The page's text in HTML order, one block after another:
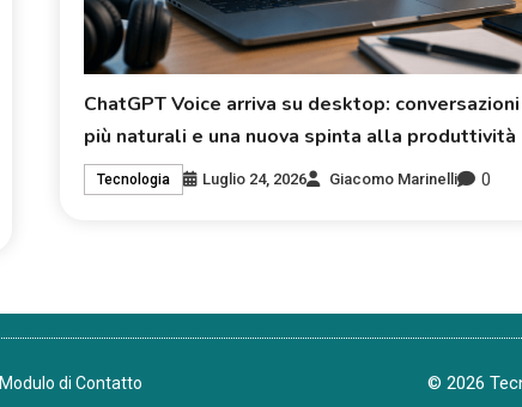
ChatGPT Voice arriva su desktop: conversazioni
più naturali e una nuova spinta alla produttività
Tecnologia Luglio 24, 2026 Giacomo Marinelli 0
Modulo di Contatto © 2026